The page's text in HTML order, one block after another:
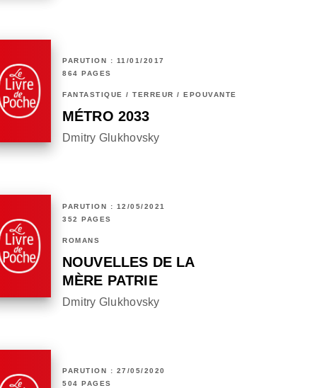
PARUTION : 11/01/2017
864 PAGES
FANTASTIQUE / TERREUR / EPOUVANTE
MÉTRO 2033
Dmitry Glukhovsky
PARUTION : 12/05/2021
352 PAGES
ROMANS
NOUVELLES DE LA
MÈRE PATRIE
Dmitry Glukhovsky
PARUTION : 27/05/2020
504 PAGES